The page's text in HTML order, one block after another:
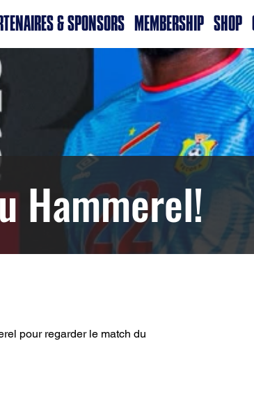
& SPONSORS MEMBERSHIP SHOP
Hammerel!
pour regarder le match du